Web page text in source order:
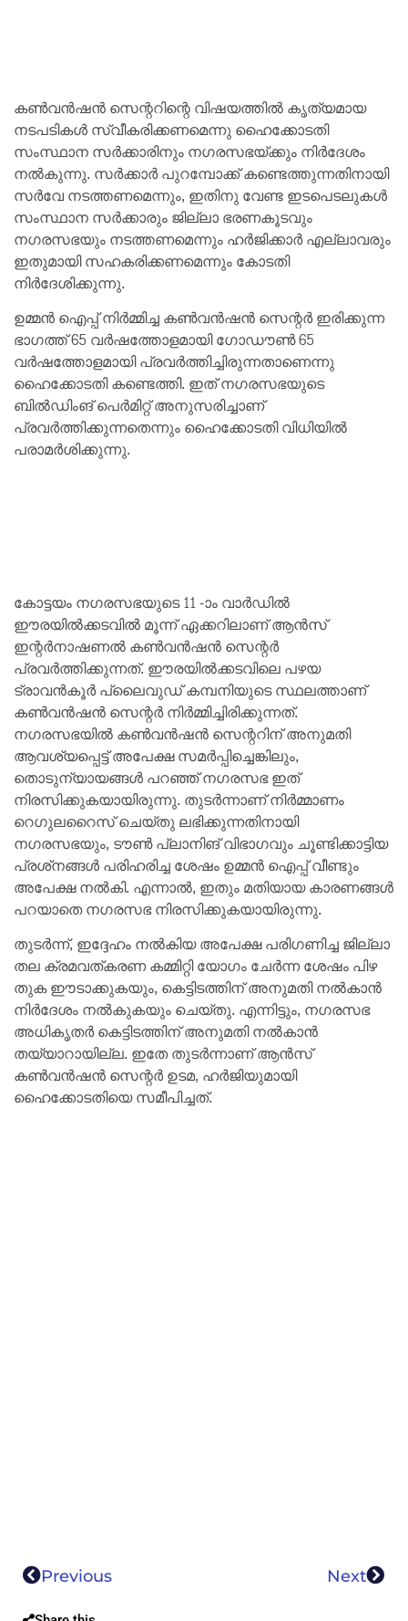
കൺവൻഷൻ സെന്ററിന്റെ വിഷയത്തിൽ കൃത്യമായ
നടപടികൾ സ്വീകരിക്കണമെന്നു ഹൈക്കോടതി
സംസ്ഥാന സർക്കാരിനും നഗരസഭയ്ക്കും നിർദേശം
നൽകുന്നു. സർക്കാർ പുറമ്പോക്ക് കണ്ടെത്തുന്നതിനായി
സർവേ നടത്തണമെന്നും, ഇതിനു വേണ്ട ഇടപെടലുകൾ
സംസ്ഥാന സർക്കാരും ജില്ലാ ഭരണകൂടവും
നഗരസഭയും നടത്തണമെന്നും ഹർജിക്കാർ എല്ലാവരും
ഇതുമായി സഹകരിക്കണമെന്നും കോടതി
നിർദേശിക്കുന്നു.
ഉമ്മൻ ഐപ്പ് നിർമ്മിച്ച കൺവൻഷൻ സെന്റർ ഇരിക്കുന്ന
ഭാഗത്ത് 65 വർഷത്തോളമായി ഗോഡൗൺ 65
വർഷത്തോളമായി പ്രവർത്തിച്ചിരുന്നതാണെന്നു
ഹൈക്കോടതി കണ്ടെത്തി. ഇത് നഗരസഭയുടെ
ബിൽഡിംങ് പെർമിറ്റ് അനുസരിച്ചാണ്
പ്രവർത്തിക്കുന്നതെന്നും ഹൈക്കോടതി വിധിയിൽ
പരാമർശിക്കുന്നു.
കോട്ടയം നഗരസഭയുടെ 11 -ാം വാർഡിൽ
ഈരയിൽക്കടവിൽ മൂന്ന് ഏക്കറിലാണ് ആൻസ്
ഇന്റർനാഷണൽ കൺവൻഷൻ സെന്റർ
പ്രവർത്തിക്കുന്നത്. ഈരയിൽക്കടവിലെ പഴയ
ട്രാവൻകൂർ പ്ലൈവുഡ് കമ്പനിയുടെ സ്ഥലത്താണ്
കൺവൻഷൻ സെന്റർ നിർമ്മിച്ചിരിക്കുന്നത്.
നഗരസഭയിൽ കൺവൻഷൻ സെന്ററിന് അനുമതി
ആവശ്യപ്പെട്ട് അപേക്ഷ സമർപ്പിച്ചെങ്കിലും,
തൊടുന്യായങ്ങൾ പറഞ്ഞ് നഗരസഭ ഇത്
നിരസിക്കുകയായിരുന്നു. തുടർന്നാണ് നിർമ്മാണം
റെഗുലറൈസ് ചെയ്തു ലഭിക്കുന്നതിനായി
നഗരസഭയും, ടൗൺ പ്ലാനിങ് വിഭാഗവും ചൂണ്ടിക്കാട്ടിയ
പ്രശ്‌നങ്ങൾ പരിഹരിച്ച ശേഷം ഉമ്മൻ ഐപ്പ് വീണ്ടും
അപേക്ഷ നൽകി. എന്നാൽ, ഇതും മതിയായ കാരണങ്ങൾ
പറയാതെ നഗരസഭ നിരസിക്കുകയായിരുന്നു.
തുടർന്ന്, ഇദ്ദേഹം നൽകിയ അപേക്ഷ പരിഗണിച്ച ജില്ലാ
തല ക്രമവത്കരണ കമ്മിറ്റി യോഗം ചേർന്ന ശേഷം പിഴ
തുക ഈടാക്കുകയും, കെട്ടിടത്തിന് അനുമതി നൽകാൻ
നിർദേശം നൽകുകയും ചെയ്തു. എന്നിട്ടും, നഗരസഭ
അധികൃതർ കെട്ടിടത്തിന് അനുമതി നൽകാൻ
തയ്യാറായില്ല. ഇതേ തുടർന്നാണ് ആൻസ്
കൺവൻഷൻ സെന്റർ ഉടമ, ഹർജിയുമായി
ഹൈക്കോടതിയെ സമീപിച്ചത്.
Previous Next